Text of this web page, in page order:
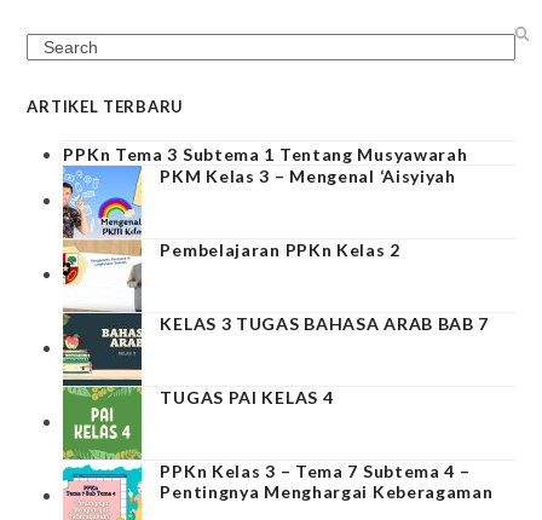
Search
ARTIKEL TERBARU
PPKn Tema 3 Subtema 1 Tentang Musyawarah
PKM Kelas 3 – Mengenal ‘Aisyiyah
Pembelajaran PPKn Kelas 2
KELAS 3 TUGAS BAHASA ARAB BAB 7
TUGAS PAI KELAS 4
PPKn Kelas 3 – Tema 7 Subtema 4 –
Pentingnya Menghargai Keberagaman